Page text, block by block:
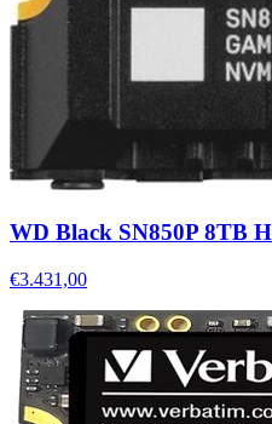
WD Black SN850P 8TB
€3.431,00